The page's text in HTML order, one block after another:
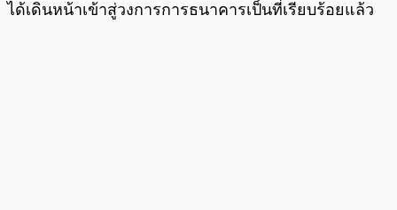
ได้เดินหน้าเข้าสู่วงการการธนาคารเป็นที่เรียบร้อยแล้ว